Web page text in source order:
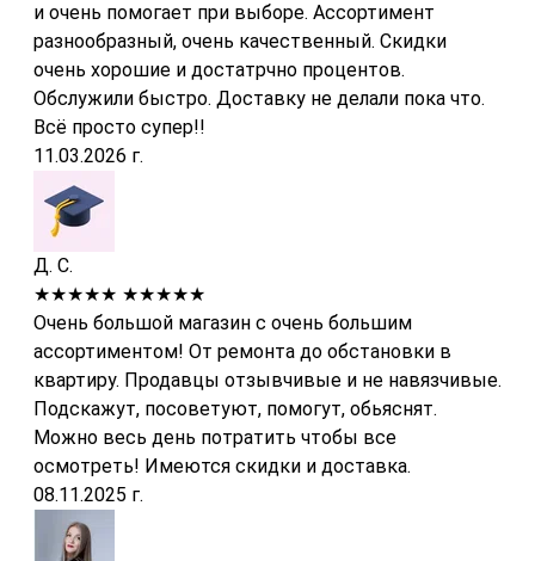
и очень помогает при выборе. Ассортимент
разнообразный, очень качественный. Скидки
очень хорошие и достатрчно процентов.
Обслужили быстро. Доставку не делали пока что.
Всё просто супер!!
11.03.2026 г.
Д. С.
★★★★★ ★★★★★
Очень большой магазин с очень большим
ассортиментом! От ремонта до обстановки в
квартиру. Продавцы отзывчивые и не навязчивые.
Подскажут, посоветуют, помогут, обьяснят.
Можно весь день потратить чтобы все
осмотреть! Имеются скидки и доставка.
08.11.2025 г.